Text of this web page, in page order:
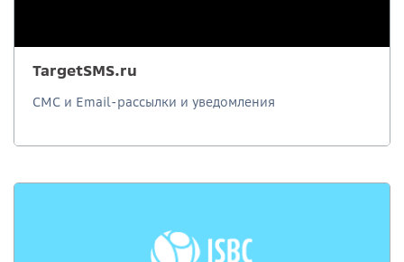
TargetSMS.ru
СМС и Email-рассылки и уведомления